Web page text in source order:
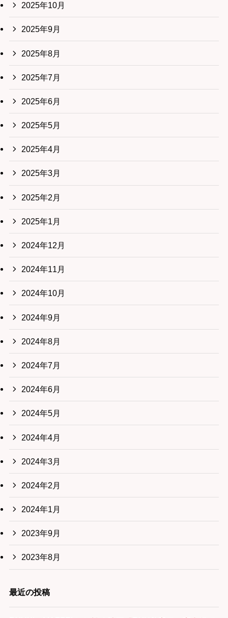
2025年10月
2025年9月
2025年8月
2025年7月
2025年6月
2025年5月
2025年4月
2025年3月
2025年2月
2025年1月
2024年12月
2024年11月
2024年10月
2024年9月
2024年8月
2024年7月
2024年6月
2024年5月
2024年4月
2024年3月
2024年2月
2024年1月
2023年9月
2023年8月
最近の投稿